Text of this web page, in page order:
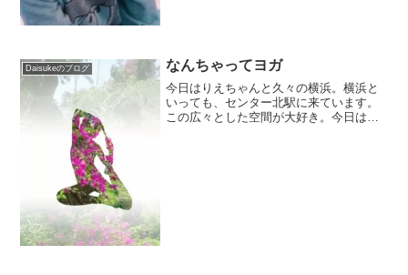
Daisukeのブログ なんちゃってヨガ
今日はりえちゃんと久々の横浜。横浜と
いっても、センター北駅に来ています。
この広々とした空間が大好き。今日はバ